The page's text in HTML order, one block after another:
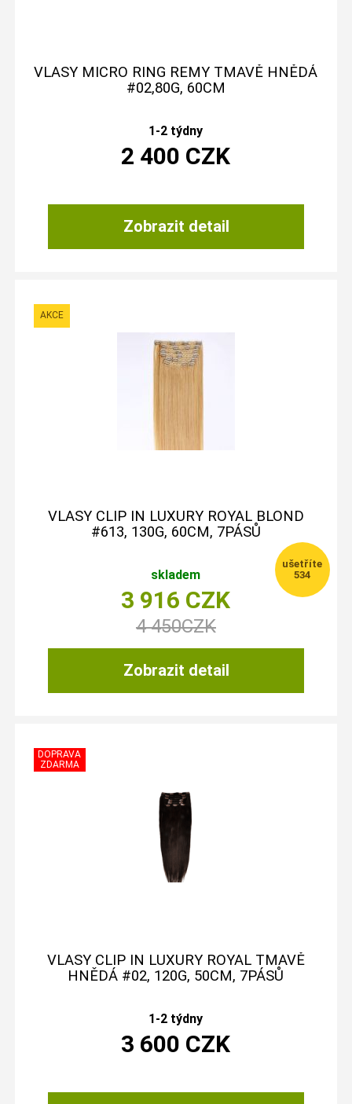
VLASY MICRO RING REMY TMAVĚ HNĚDÁ
#02,80G, 60CM
1-2 týdny
Zobrazit detail
2 400 CZK
VLASY CLIP IN LUXURY ROYAL BLOND
#613, 130G, 60CM, 7PÁSŮ
skladem
Zobrazit detail
3 916 CZK
534
4 450CZK
VLASY CLIP IN LUXURY ROYAL TMAVĚ
HNĚDÁ #02, 120G, 50CM, 7PÁSŮ
1-2 týdny
3 600 CZK